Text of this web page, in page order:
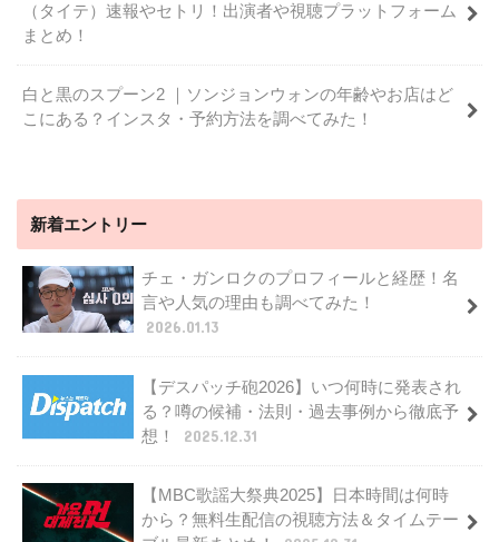
（タイテ）速報やセトリ！出演者や視聴プラットフォーム
まとめ！
白と黒のスプーン2 ｜ソンジョンウォンの年齢やお店はど
こにある？インスタ・予約方法を調べてみた！
新着エントリー
チェ・ガンロクのプロフィールと経歴！名
言や人気の理由も調べてみた！
2026.01.13
【デスパッチ砲2026】いつ何時に発表され
る？噂の候補・法則・過去事例から徹底予
想！
2025.12.31
【MBC歌謡大祭典2025】日本時間は何時
から？無料生配信の視聴方法＆タイムテー